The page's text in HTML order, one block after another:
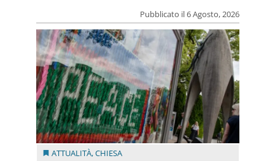
Pubblicato il 6 Agosto, 2026
ATTUALITÀ,CHIESA